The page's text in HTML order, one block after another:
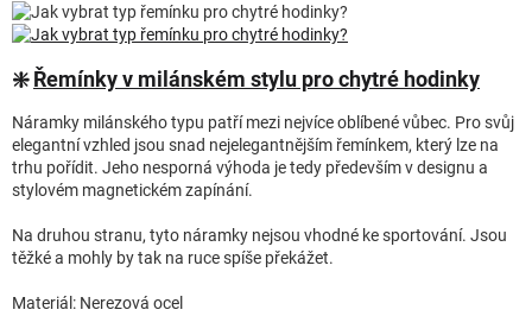
❇️Řemínky v milánském stylu pro chytré hodinky
Náramky milánského typu patří mezi nejvíce oblíbené vůbec. Pro svůj
elegantní vzhled jsou snad nejelegantnějším řemínkem, který lze na
trhu pořídit. Jeho nesporná výhoda je tedy především v designu a
stylovém magnetickém zapínání.
Na druhou stranu, tyto náramky nejsou vhodné ke sportování. Jsou
těžké a mohly by tak na ruce spíše překážet.
Materiál: Nerezová ocel